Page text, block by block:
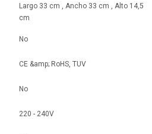
Largo 33 cm , Ancho 33 cm , Alto 14,5
cm
No
CE &amp; RoHS, TUV
No
220 - 240V